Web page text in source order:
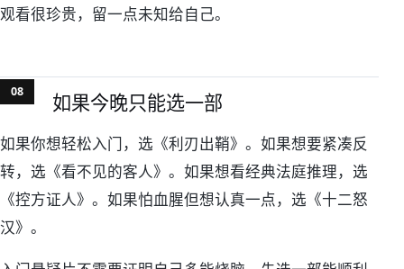
观看很珍贵，留一点未知给自己。
如果今晚只能选一部
如果你想轻松入门，选《利刃出鞘》。如果想要紧凑反
转，选《看不见的客人》。如果想看经典法庭推理，选
《控方证人》。如果怕血腥但想认真一点，选《十二怒
汉》。